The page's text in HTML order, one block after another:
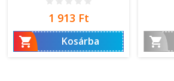
Ár
1 913 Ft

Kosárba
